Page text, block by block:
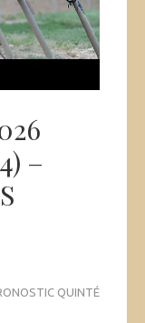
–
QUINTÉ